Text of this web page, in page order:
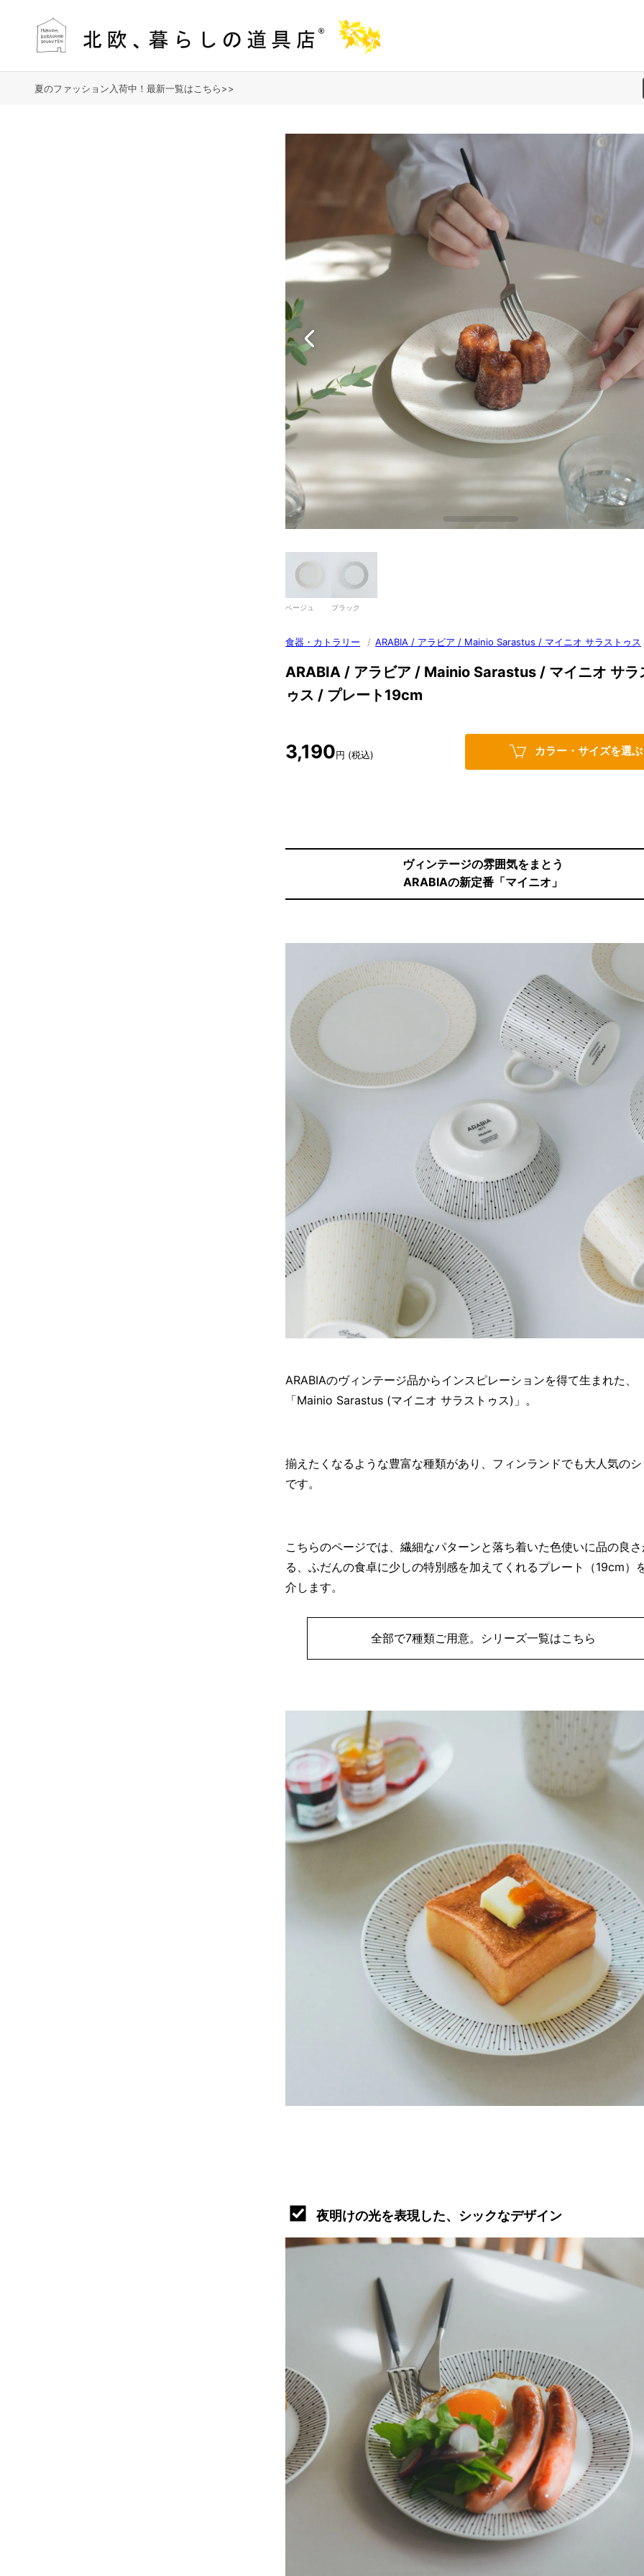
夏のファッション入荷中！最新一覧はこちら>>
ベージュ ブラック
食器・カトラリー / ARABIA / アラビア / Mainio Sarastus / マイニオ サラストゥス
ARABIA / アラビア / Mainio Sarastus / マイニオ サラ
ゥス / プレート19cm
3,190円 (税込) カラー・サイズを選ぶ
ヴィンテージの雰囲気をまとう
ARABIAの新定番「マイニオ」
ARABIAのヴィンテージ品からインスピレーションを得て生まれた、
「Mainio Sarastus (マイニオ サラストゥス)」。
揃えたくなるような豊富な種類があり、フィンランドでも大人気の
です。
こちらのページでは、繊細なパターンと落ち着いた色使いに品の良
る、ふだんの食卓に少しの特別感を加えてくれるプレート（19cm）
介します。
全部で7種類ご用意。シリーズ一覧はこちら
夜明けの光を表現した、シックなデザイン